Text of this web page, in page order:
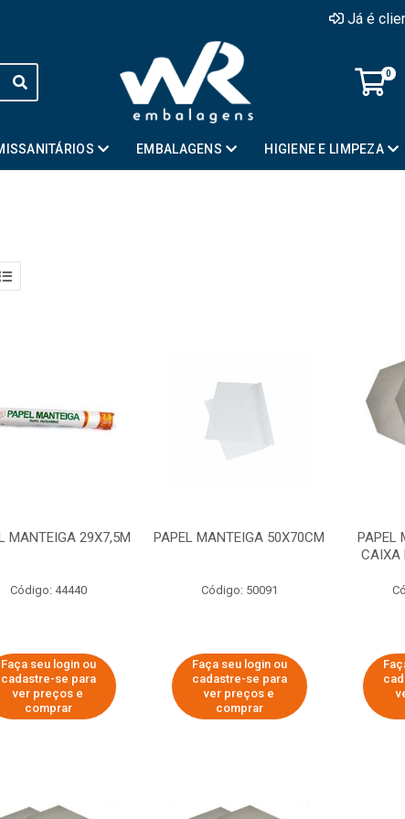
Já é
0
EMBALAGENS HIGIENE E LIMPEZA
MANTEIGA 29X7,5M
Código: 44440
Faça seu login ou
cadastre-se para
ver preços e
comprar
PAPEL MANTEIGA 50X70CM
Código: 50091
Faça seu login ou
cadastre-se para
ver preços e
comprar
PAPEL
CAIXA